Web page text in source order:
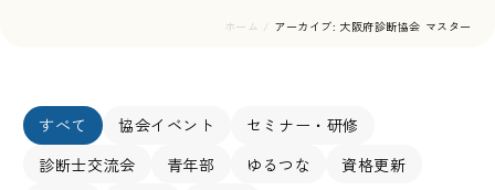
ホーム アーカイブ: 大阪府診断協会 マスター
すべて 協会イベント
セミナー・研修
診断士交流会
青年部 ゆるつな
資格更新